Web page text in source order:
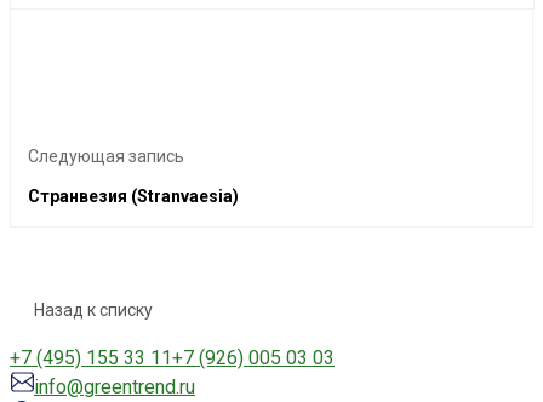
Следующая запись
Странвезия (Stranvaesia)
Назад к списку
+7 (495) 155 33 11+7 (926) 005 03 03
info@greentrend.ru